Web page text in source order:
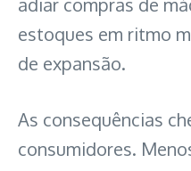
estoques em ritmo
de expansão.
As consequências
consumidores.